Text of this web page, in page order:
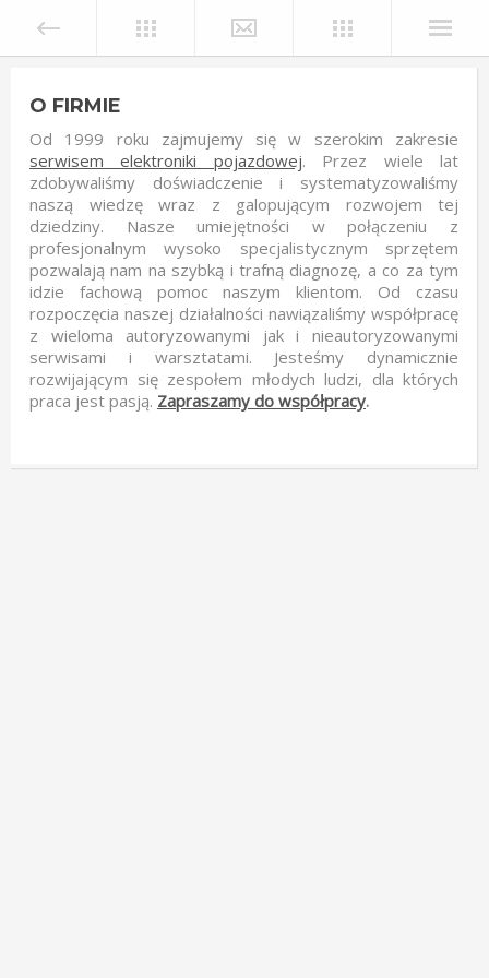
O FIRMIE
Od 1999 roku zajmujemy się w szerokim zakresie
serwisem elektroniki pojazdowej. Przez wiele lat
zdobywaliśmy doświadczenie i systematyzowaliśmy
naszą wiedzę wraz z galopującym rozwojem tej
dziedziny. Nasze umiejętności w połączeniu z
profesjonalnym wysoko specjalistycznym sprzętem
pozwalają nam na szybką i trafną diagnozę, a co za tym
idzie fachową pomoc naszym klientom. Od czasu
rozpoczęcia naszej działalności nawiązaliśmy współpracę
z wieloma autoryzowanymi jak i nieautoryzowanymi
serwisami i warsztatami. Jesteśmy dynamicznie
rozwijającym się zespołem młodych ludzi, dla których
praca jest pasją. Zapraszamy do współpracy.